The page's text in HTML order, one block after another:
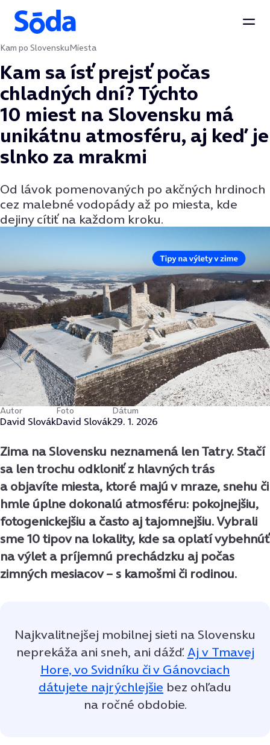
Preskočiť na obsah
Kam po SlovenskuMiesta
Kam sa ísť prejsť počas
chladných dní? Týchto
10 miest na Slovensku má
unikátnu atmosféru, aj keď je
slnko za mrakmi
Od lávok pomenovaných po akčných hrdinoch
cez malebné vodopády až po miesta, kde
dejiny cítiť na každom kroku.
Autor
David Slovák
Foto
David Slovák
Dátum
29. 1. 2026
Zima na Slovensku neznamená len Tatry. Stačí
sa len trochu odkloniť z hlavných trás
a objavíte miesta, ktoré majú v mraze, snehu či
hmle úplne dokonalú atmosféru: pokojnejšiu,
fotogenickejšiu a často aj tajomnejšiu. Vybrali
sme 10 tipov na lokality, kde sa oplatí vybehnúť
na výlet a príjemnú prechádzku aj počas
zimných mesiacov – s kamošmi či rodinou.
Najkvalitnejšej mobilnej sieti na Slovensku
neprekáža ani sneh, ani dážď. Aj v Tmavej
Hore, vo Svidníku či v Gánovciach
dátujete najrýchlejšie bez ohľadu
na ročné obdobie.